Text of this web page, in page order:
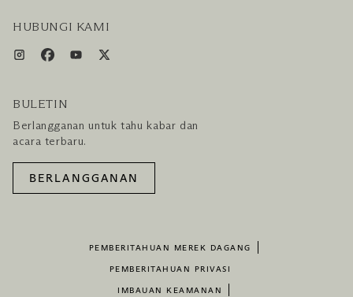
HUBUNGI KAMI
BULETIN
Berlangganan untuk tahu kabar dan
acara terbaru.
BERLANGGANAN
PEMBERITAHUAN MEREK DAGANG
PEMBERITAHUAN PRIVASI
IMBAUAN KEAMANAN